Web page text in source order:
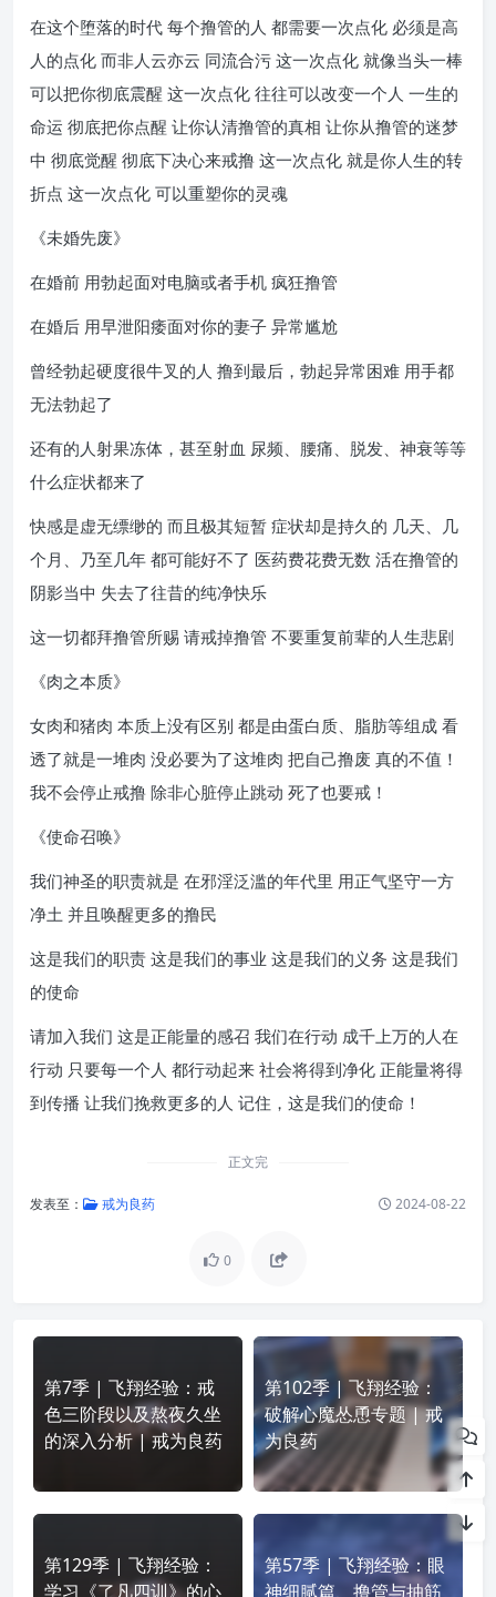
在这个堕落的时代 每个撸管的人 都需要一次点化 必须是高
人的点化 而非人云亦云 同流合污 这一次点化 就像当头一棒
可以把你彻底震醒 这一次点化 往往可以改变一个人 一生的
命运 彻底把你点醒 让你认清撸管的真相 让你从撸管的迷梦
中 彻底觉醒 彻底下决心来戒撸 这一次点化 就是你人生的转
折点 这一次点化 可以重塑你的灵魂
《未婚先废》
在婚前 用勃起面对电脑或者手机 疯狂撸管
在婚后 用早泄阳痿面对你的妻子 异常尴尬
曾经勃起硬度很牛叉的人 撸到最后，勃起异常困难 用手都
无法勃起了
还有的人射果冻体，甚至射血 尿频、腰痛、脱发、神衰等等
什么症状都来了
快感是虚无缥缈的 而且极其短暂 症状却是持久的 几天、几
个月、乃至几年 都可能好不了 医药费花费无数 活在撸管的
阴影当中 失去了往昔的纯净快乐
这一切都拜撸管所赐 请戒掉撸管 不要重复前辈的人生悲剧
《肉之本质》
女肉和猪肉 本质上没有区别 都是由蛋白质、脂肪等组成 看
透了就是一堆肉 没必要为了这堆肉 把自己撸废 真的不值！
我不会停止戒撸 除非心脏停止跳动 死了也要戒！
《使命召唤》
我们神圣的职责就是 在邪淫泛滥的年代里 用正气坚守一方
净土 并且唤醒更多的撸民
这是我们的职责 这是我们的事业 这是我们的义务 这是我们
的使命
请加入我们 这是正能量的感召 我们在行动 成千上万的人在
行动 只要每一个人 都行动起来 社会将得到净化 正能量将得
到传播 让我们挽救更多的人 记住，这是我们的使命！
正文完
发表至： 戒为良药 2024-08-22
0
第7季 | 飞翔经验：戒
色三阶段以及熬夜久坐
的深入分析 | 戒为良药
第102季 | 飞翔经验：
破解心魔怂恿专题 | 戒
为良药
第129季 | 飞翔经验：
学习《了凡四训》的心
第57季 | 飞翔经验：眼
神细腻篇、撸管与抽筋